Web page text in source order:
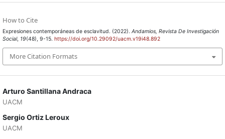
Arturo Santillana Andraca
UACM
Sergio Ortiz Leroux
UACM
How to Cite
Expresiones contemporáneas de esclavitud. (2022). Andamios, Revista De Investigación
Social, 19(48), 9-15. https://doi.org/10.29092/uacm.v19i48.892
More Citation Formats